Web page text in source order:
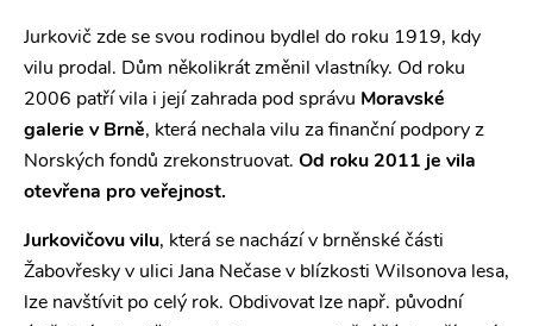
Jurkovič zde se svou rodinou bydlel do roku 1919, kdy
vilu prodal. Dům několikrát změnil vlastníky. Od roku
2006 patří vila i její zahrada pod správu Moravské
galerie v Brně, která nechala vilu za finanční podpory z
Norských fondů zrekonstruovat. Od roku 2011 je vila
otevřena pro veřejnost.
Jurkovičovu vilu, která se nachází v brněnské části
Žabovřesky v ulici Jana Nečase v blízkosti Wilsonova lesa,
lze navštívit po celý rok. Obdivovat lze např. původní